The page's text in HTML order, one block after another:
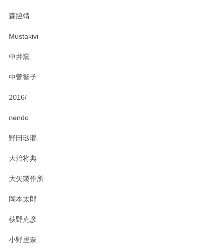
森脇靖
Mustakivi
中井窯
中曽智子
2016/
nendo
野田琺瑯
大治将典
大矢製作所
岡本太郎
荻野克彦
小野里奈